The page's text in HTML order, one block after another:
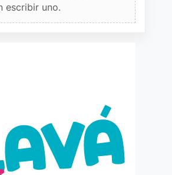
escribir uno.